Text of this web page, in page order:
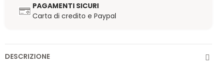
PAGAMENTI SICURI
Carta di credito e Paypal
DESCRIZIONE